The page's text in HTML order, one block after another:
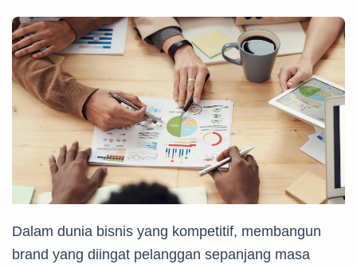
Dalam dunia bisnis yang kompetitif, membangun
brand yang diingat pelanggan sepanjang masa